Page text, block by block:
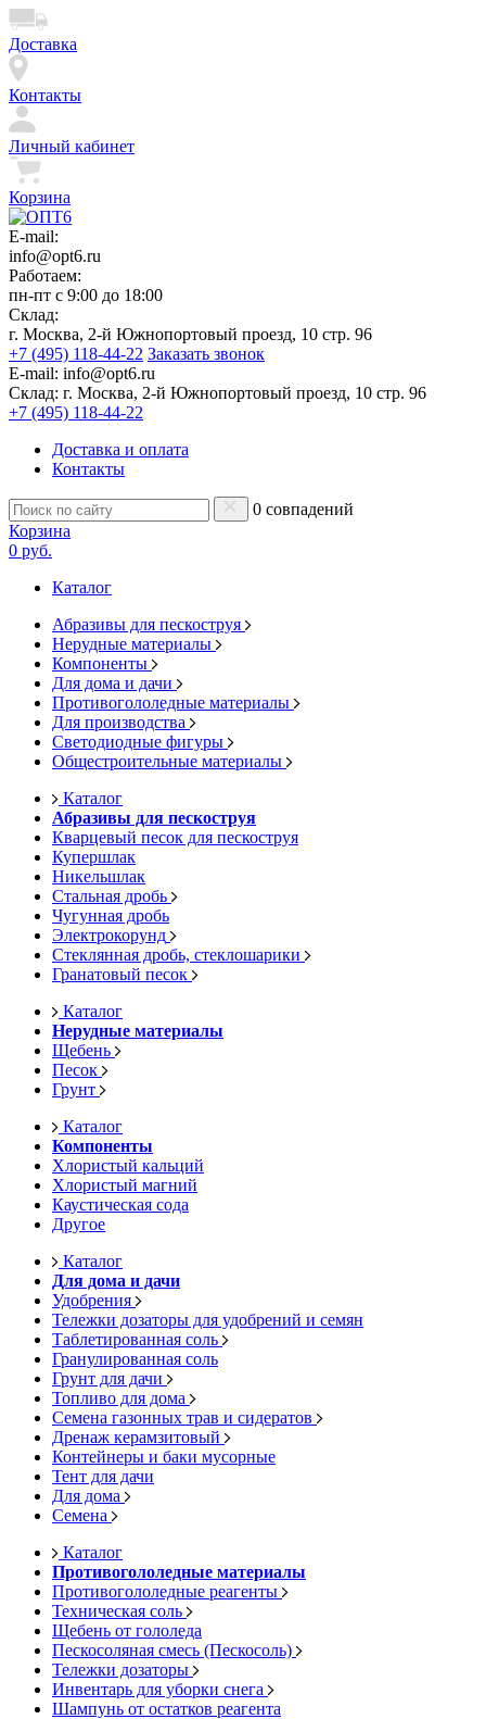
Доставка
Контакты
Личный кабинет
Корзина
E-mail:
info@opt6.ru
Работаем:
пн-пт с 9:00 до 18:00
Склад:
г. Москва, 2-й Южнопортовый проезд, 10 стр. 96
+7 (495) 118-44-22 Заказать звонок
E-mail: info@opt6.ru
Склад: г. Москва, 2-й Южнопортовый проезд, 10 стр. 96
+7 (495) 118-44-22
Доставка и оплата
Контакты
0 совпадений
Корзина
0 руб.
Каталог
Абразивы для пескоструя
Нерудные материалы
Компоненты
Для дома и дачи
Противогололедные материалы
Для производства
Светодиодные фигуры
Общестроительные материалы
Каталог
Абразивы для пескоструя
Кварцевый песок для пескоструя
Купершлак
Никельшлак
Стальная дробь
Чугунная дробь
Электрокорунд
Стеклянная дробь, стеклошарики
Гранатовый песок
Каталог
Нерудные материалы
Щебень
Песок
Грунт
Каталог
Компоненты
Хлористый кальций
Хлористый магний
Каустическая сода
Другое
Каталог
Для дома и дачи
Удобрения
Тележки дозаторы для удобрений и семян
Таблетированная соль
Гранулированная соль
Грунт для дачи
Топливо для дома
Семена газонных трав и сидератов
Дренаж керамзитовый
Контейнеры и баки мусорные
Тент для дачи
Для дома
Семена
Каталог
Противогололедные материалы
Противогололедные реагенты
Техническая соль
Щебень от гололеда
Пескосоляная смесь (Пескосоль)
Тележки дозаторы
Инвентарь для уборки снега
Шампунь от остатков реагента